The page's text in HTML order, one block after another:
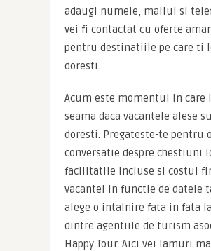
adaugi numele, mailul si
vei fi contactat cu oferte
pentru destinatiile pe care ti
doresti.
Acum este momentul in care
seama daca vacantele alese
doresti. Pregateste-te pentru o
conversatie despre chestiuni
facilitatile incluse si costul
vacantei in functie de datele
alege o intalnire fata in fata
dintre agentiile de turism
Happy Tour. Aici vei lamuri